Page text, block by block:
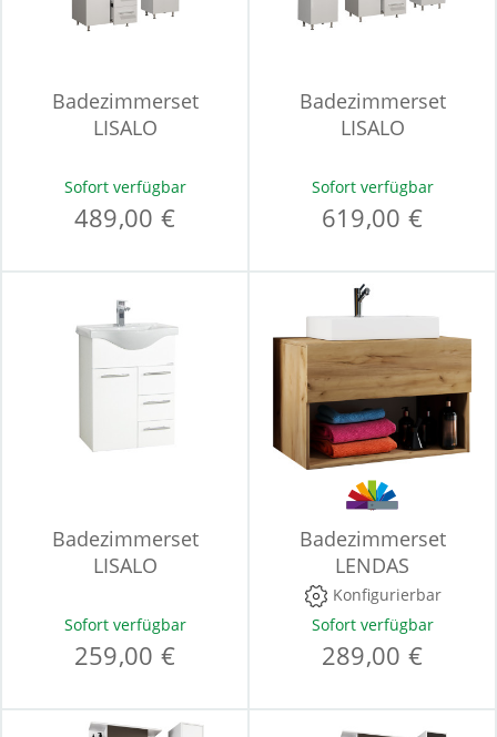
Badezimmerset
LISALO
Sofort verfügbar
489,00 €
Badezimmerset
LISALO
Sofort verfügbar
619,00 €
Badezimmerset
LISALO
Sofort verfügbar
259,00 €
Badezimmerset
LENDAS
Konfigurierbar
Sofort verfügbar
289,00 €